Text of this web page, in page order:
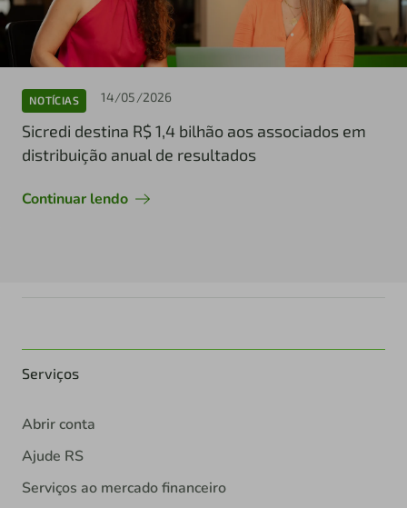
NOTÍCIAS 14/05/2026
Sicredi destina R$ 1,4 bilhão aos associados em
distribuição anual de resultados
Continuar lendo
Serviços
Abrir conta
Ajude RS
Serviços ao mercado financeiro